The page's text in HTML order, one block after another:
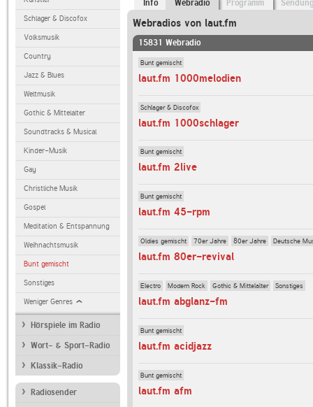
Schlager & Discofox
Volksmusik
Country
Jazz & Blues
Weltmusik
Gothic & Mittelalter
Soundtracks & Musical
Kinder-Musik
Gay
Christliche Musik
Gospel
Meditation & Entspannung
Weihnachtsmusik
Bunt gemischt
Sonstiges
Weniger Genres
Hörspiele im Radio
Wort- & Sport-Radio
Klassik-Radio
Radiosender
Info Webradio Programm
Webradios von laut.fm
15831 Webradio
Bunt gemischt
laut.fm 1000melodien
Schlager & Discofox
laut.fm 1000schlager
Bunt gemischt
laut.fm 2live
Bunt gemischt
laut.fm 45-rpm
Oldies gemischt 70er Jahre 80er Jahre Deutsche
laut.fm 80er-revival
Electro Modern Rock Gothic & Mittelalter Sonstiges
laut.fm abglanz-fm
Bunt gemischt
laut.fm acidjazz
Bunt gemischt
laut.fm afm